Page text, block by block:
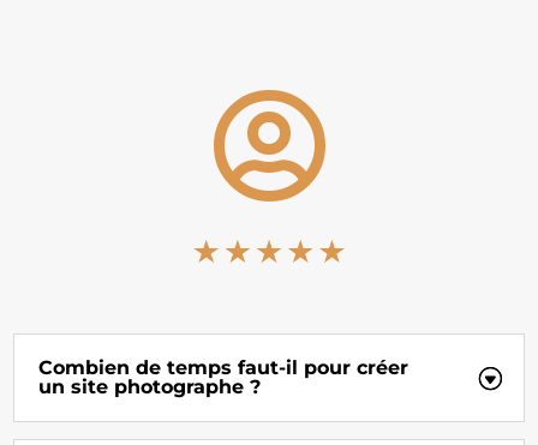

Combien de temps faut-il pour créer
un site photographe ?